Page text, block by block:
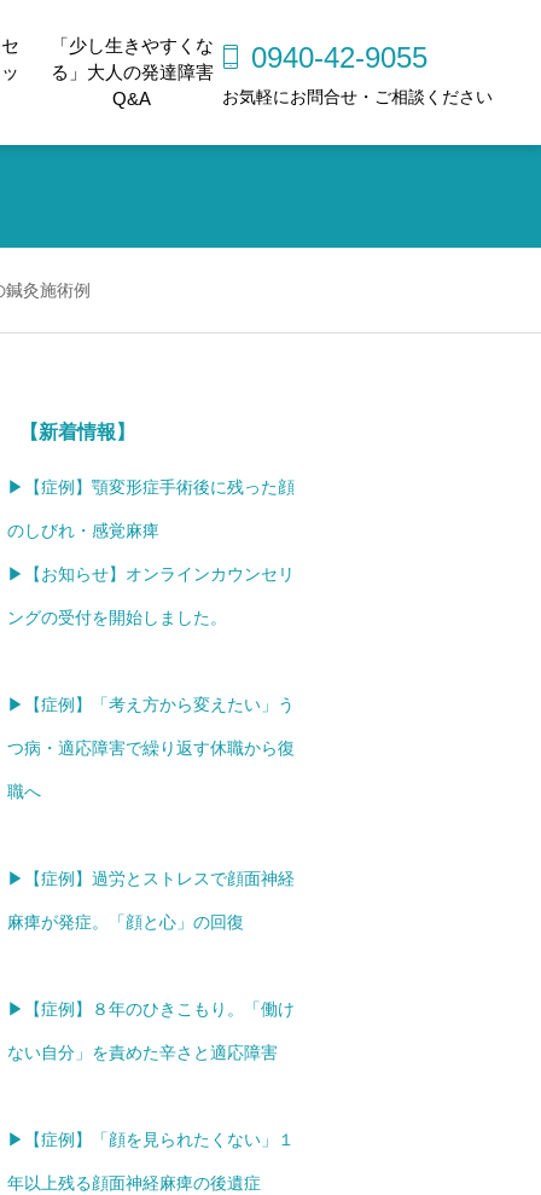
「少し生きやすくな
る」大人の発達障害
Q&A
0940-42-9055
お気軽にお問合せ・ご相談ください
灸施術例
【新着情報】
▶【症例】顎変形症手術後に残った顔
のしびれ・感覚麻痺
▶【お知らせ】オンラインカウンセリ
ングの受付を開始しました。
▶【症例】「考え方から変えたい」う
つ病・適応障害で繰り返す休職から復
職へ
▶【症例】過労とストレスで顔面神経
麻痺が発症。「顔と心」の回復
▶【症例】８年のひきこもり。「働け
ない自分」を責めた辛さと適応障害
▶【症例】「顔を見られたくない」１
年以上残る顔面神経麻痺の後遺症